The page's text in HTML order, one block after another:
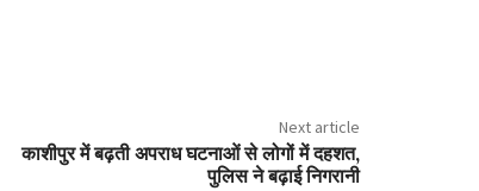
Next article
काशीपुर में बढ़ती अपराध घटनाओं से लोगों में दहशत,
पुलिस ने बढ़ाई निगरानी